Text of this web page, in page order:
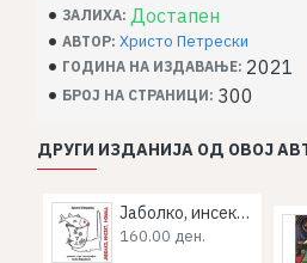
ЗАЛИХА: Достапен
АВТОР: Христо Петрески
ГОДИНА НА ИЗДАВАЊЕ: 2021
БРОЈ НА СТРАНИЦИ: 300
ДРУГИ ИЗДАНИЈА ОД ОВОЈ
Јаболко, инсект, номад
160.00 ден.